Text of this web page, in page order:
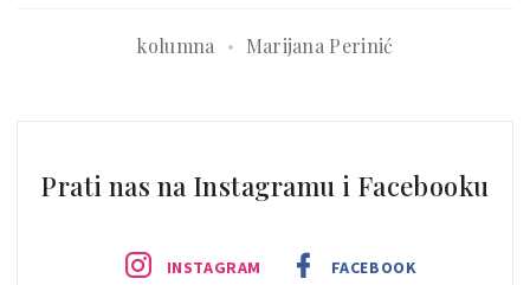
kolumna Marijana Perinić
Prati nas na Instagramu i Facebooku
INSTAGRAM FACEBOOK